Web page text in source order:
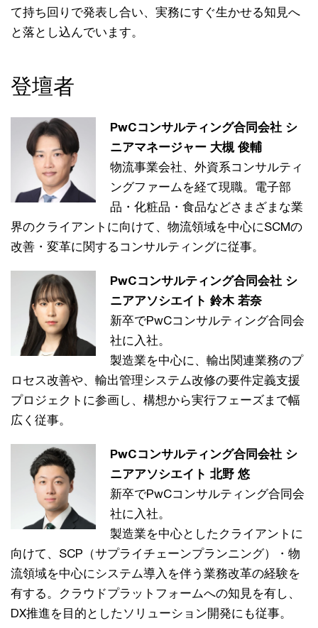
て持ち回りで発表し合い、実務にすぐ生かせる知見へ
と落とし込んでいます。
登壇者
PwCコンサルティング合同会社 シ
ニアマネージャー 大槻 俊輔
物流事業会社、外資系コンサルティ
ングファームを経て現職。電子部
品・化粧品・食品などさまざまな業
界のクライアントに向けて、物流領域を中心にSCMの
改善・変革に関するコンサルティングに従事。
PwCコンサルティング合同会社 シ
ニアアソシエイト 鈴木 若奈
新卒でPwCコンサルティング合同会
社に入社。
製造業を中心に、輸出関連業務のプ
ロセス改善や、輸出管理システム改修の要件定義支援
プロジェクトに参画し、構想から実行フェーズまで幅
広く従事。
PwCコンサルティング合同会社 シ
ニアアソシエイト 北野 悠
新卒でPwCコンサルティング合同会
社に入社。
製造業を中心としたクライアントに
向けて、SCP（サプライチェーンプランニング）・物
流領域を中心にシステム導入を伴う業務改革の経験を
有する。クラウドプラットフォームへの知見を有し、
DX推進を目的としたソリューション開発にも従事。